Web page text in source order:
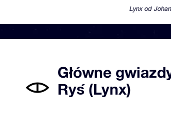
Lynx od
Główne
Ryś (Lynx)